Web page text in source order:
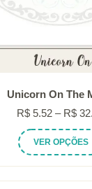
Unicorn On The
R$ 5.52 – R$
VER OPÇÕES